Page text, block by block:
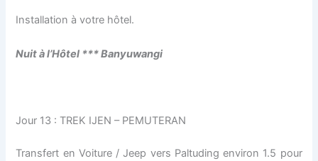
Installation à votre hôtel.
Nuit à l’Hôtel *** Banyuwangi
Jour 13 : TREK IJEN – PEMUTERAN
Transfert en Voiture / Jeep vers Paltuding environ 1.5 pour